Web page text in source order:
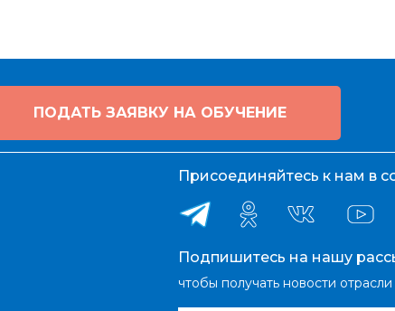
ПОДАТЬ ЗАЯВКУ НА ОБУЧЕНИЕ
Подпишитесь на нашу
чтобы получать новости
Присоединяйтесь к нам в